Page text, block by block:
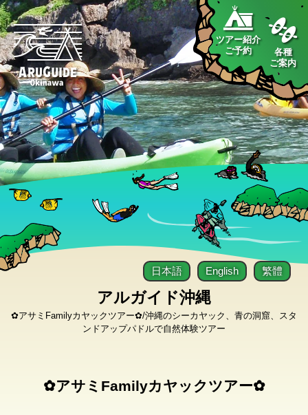
ツアー紹介
ご予約
各種
ご案内
アルガイド沖縄
✿アサミFamilyカヤックツアー✿/沖縄のシーカヤック、青の洞窟、スタ
ンドアップパドルで自然体験ツアー
日本語 English 繁體
✿アサミFamilyカヤックツアー✿